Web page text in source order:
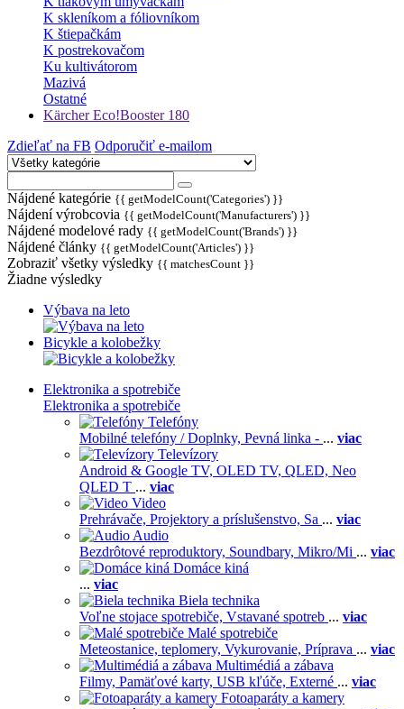
K skleníkom a fóliovníkom
K štiepačkám
K postrekovačom
Ku kultivátorom
Mazivá
Ostatné
Kärcher Eco!Booster 180
Zdieľať na FB Odporučiť e-mailom
Nájdené kategórie {{ getModelCount('Categories') }}
Nájdení výrobcovia {{ getModelCount('Manufacturers') }}
Nájdené modelové rady {{ getModelCount('Brands') }}
Nájdené články {{ getModelCount('Articles') }}
Zobraziť všetky výsledky {{ matchesCount }}
Žiadne výsledky
Výbava na leto
Bicykle a kolobežky
Elektronika a spotrebiče
Elektronika a spotrebiče
Telefóny
Mobilné telefóny / Doplnky, Pevná linka - ... viac
Televízory
Android & Google TV, OLED TV, QLED, Neo
QLED T ... viac
Video
Prehrávače, Projektory a príslušenstvo, Sa ... viac
Audio
Bezdrôtové reproduktory, Soundbary, Mikro/Mi ... viac
Domáce kiná
... viac
Biela technika
Voľne stojace spotrebiče, Vstavané spotreb ... viac
Malé spotrebiče
Meteostanice, teplomery, Vykurovanie, Príprava ... viac
Multimédiá a zábava
Filmy, Pamäťové karty, USB kľúče, Externé ... viac
Fotoaparáty a kamery